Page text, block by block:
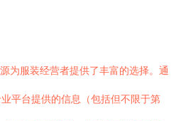
为服装经营者提供了丰富的选择。通
平台提供的信息（包括但不限于第